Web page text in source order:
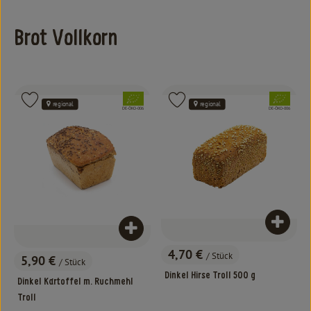
Süß & Pikant
Haushalt
Einkaufen
Über uns
Brot Vollkorn
, Preis:
5,90 € / Stück
Dinkel Kartoffel m. Ruchmehl
Troll
Produkt zum Warenkorb hinzufügen
, Verband:
, Kontrollstelle:
DE-ÖKO-006
regional
Produkt zu Favouriten hinzufügen
, Preis:
4,70 € / Stück
Dinkel Hirse Troll 500 g
, Verband:
, Kontrollstelle:
DE-ÖKO-006
regional
Produkt zu Favouriten hinzufügen